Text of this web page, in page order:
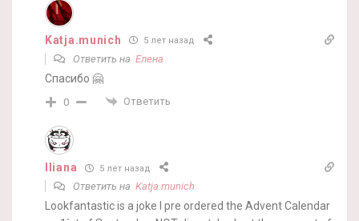
Katja.munich 5 лет назад
Ответить на Елена
Спасибо 🤗
0 Ответить
Iliana 5 лет назад
Ответить на Katja.munich
Lookfantastic is a joke I pre ordered the Advent Calendar